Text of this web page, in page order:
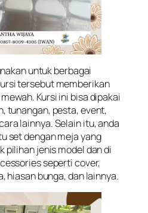
untuk berbagai
tersebut memberikan
Kursi ini bisa dipakai
tunangan, pesta, event,
lainnya. Selain itu, anda
set dengan meja yang
pilihan jenis model dan di
seperti cover,
hiasan bunga, dan lainnya.